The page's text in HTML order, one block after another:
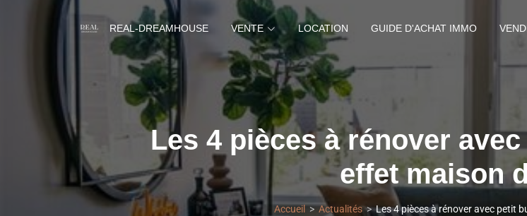
REAL-DREAMHOUSE VENTE LOCATION GUIDE D'ACHAT IMMO
Les 4 pièces à rénover
effet maison
Accueil Actualités Les 4 pièces à rénover avec petit